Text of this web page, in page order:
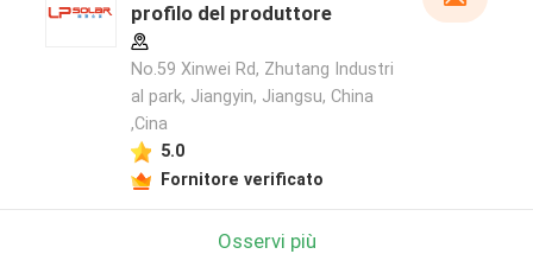
profilo del produttore
No.59 Xinwei Rd, Zhutang Industri
al park, Jiangyin, Jiangsu, China
,Cina
5.0
Fornitore verificato
Osservi più